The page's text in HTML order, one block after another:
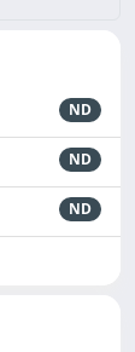
ND
ND
ND